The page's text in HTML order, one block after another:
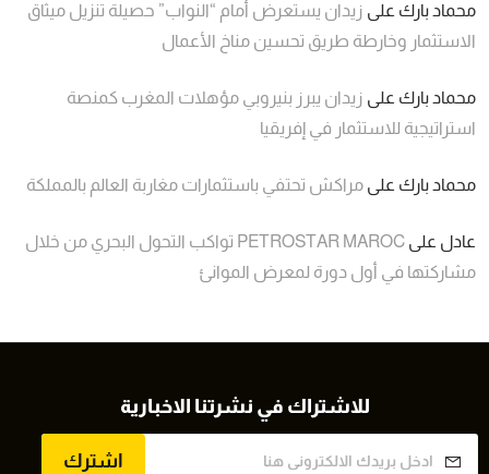
محماد بارك على زيدان يستعرض أمام “النواب” حصيلة تنزيل ميثاق
الاستثمار وخارطة طريق تحسين مناخ الأعمال
محماد بارك على زيدان يبرز بنيروبي مؤهلات المغرب كمنصة
استراتيجية للاستثمار في إفريقيا
محماد بارك على مراكش تحتفي باستثمارات مغاربة العالم بالمملكة
عادل على
PETROSTAR MAROC تواكب التحول البحري من خلال
مشاركتها في أول دورة لمعرض الموانئ
للاشتراك في نشرتنا الاخبارية
اشترك